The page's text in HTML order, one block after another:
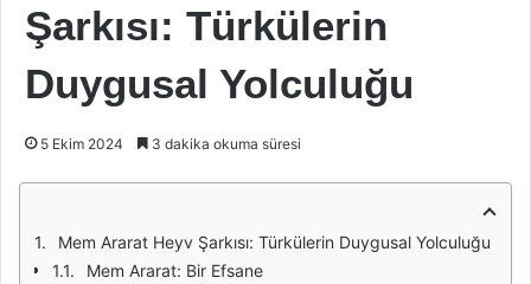
Şarkısı: Türkülerin
Duygusal Yolculuğu
5 Ekim 2024 3 dakika okuma süresi
Mem Ararat Heyv Şarkısı: Türkülerin Duygusal Yolculuğu
Mem Ararat: Bir Efsane